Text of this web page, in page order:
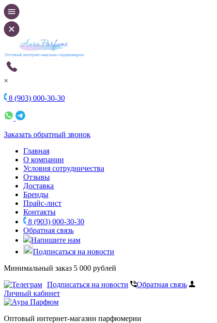
×
8 (903) 000-30-30
Заказать обратный звонок
Главная
О компании
Условия сотрудничества
Отзывы
Доставка
Бренды
Прайс-лист
Контакты
8 (903) 000-30-30
Обратная связь
Напишите нам
Подписаться на новости
Минимальный заказ 5 000 рублей
Подписаться на новости
Обратная связь
Личный кабинет
Оптовый интернет-магазин парфюмерии